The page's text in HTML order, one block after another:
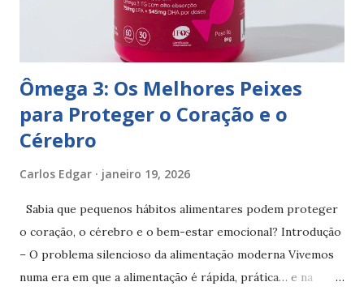
Ômega 3: Os Melhores Peixes
para Proteger o Coração e o
Cérebro
Carlos Edgar janeiro 19, 2026
Sabia que pequenos hábitos alimentares podem proteger
o coração, o cérebro e o bem-estar emocional? Introdução
– O problema silencioso da alimentação moderna Vivemos
numa era em que a alimentação é rápida, prática… e na